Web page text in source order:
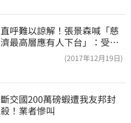
直呼難以諒解！張景森喊「慈
濟最高層應有人下台」：受害
(2017年12月19日)
斷交國200萬磅蝦遭我友邦封
殺！業者慘叫